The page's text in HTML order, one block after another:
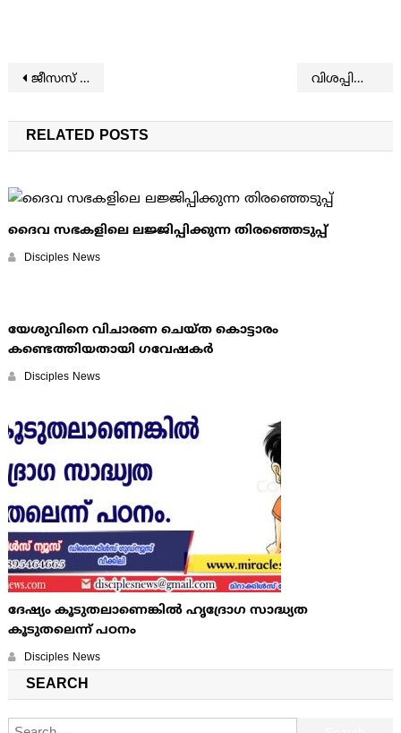
Post navigation
ജീസസ് ഫിലിം 2000-ാമത്തെ ഭഷയിലേക്ക് വിശപ്പില്ലെങ്കിലും ഭക്ഷണം കഴിക്കാന്‍ തോന്നാറുണ്ടോ? ഈ ശീലം മാറ്റുക
RELATED POSTS
ദൈവ സഭകളിലെ ലജ്ജിപ്പിക്കുന്ന തിരഞ്ഞെടുപ്പ്
Disciples News
യേശുവിനെ വിചാരണ ചെയ്ത കൊട്ടാരം
കണ്ടെത്തിയതായി ഗവേഷകര്‍
Disciples News
ദേഷ്യം കൂടുതലാണെങ്കില്‍ ഹൃദ്രോഗ സാദ്ധ്യത
കൂടുതലെന്ന് പഠനം
Disciples News
SEARCH